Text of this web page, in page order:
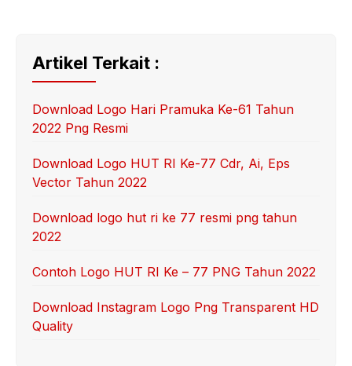
Artikel Terkait :
Download Logo Hari Pramuka Ke-61 Tahun
2022 Png Resmi
Download Logo HUT RI Ke-77 Cdr, Ai, Eps
Vector Tahun 2022
Download logo hut ri ke 77 resmi png tahun
2022
Contoh Logo HUT RI Ke – 77 PNG Tahun 2022
Download Instagram Logo Png Transparent HD
Quality